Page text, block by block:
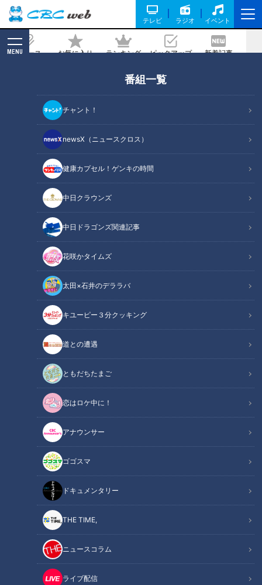
テレビ ラジオ イベント
ニュース お気に入り ランキング ピックアップ 新着記事
MENU
番組一覧
チャント！
newsX（ニュースクロス）
健康カプセル！ゲンキの時間
中日クラウンズ
中日ドラゴンズ関連記事
花咲かタイムズ
太田×石井のデララバ
キユーピー３分クッキング
道との遭遇
ともだちたまご
恋はロケ中に！
アナウンサー
ゴゴスマ
ドキュメンタリー
THE TIME,
ニュースコラム
ライブ配信
る！？人手不足解消へ…三重・御浜町の
農園が挑む「スポットワーク」
記事に戻る
CBCテレビ『チャント！』よしお兄さんのもっと“みえ”推し
この記事の画像（全10枚）